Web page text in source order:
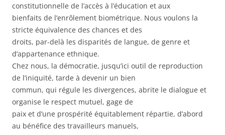
constitutionnelle de l’accès à l’éducation et aux
bienfaits de l’enrôlement biométrique. Nous voulons la
stricte équivalence des chances et des
droits, par-delà les disparités de langue, de genre et
d’appartenance ethnique.
Chez nous, la démocratie, jusqu’ici outil de reproduction
de l’iniquité, tarde à devenir un bien
commun, qui régule les divergences, abrite le dialogue et
organise le respect mutuel, gage de
paix et d’une prospérité équitablement répartie, d’abord
au bénéfice des travailleurs manuels,